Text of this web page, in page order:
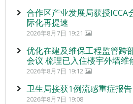
合作区产业发展局获授ICCA
际化再提速
2026年8月7日 19:21
优化在建及维保工程监管跨
会议 梳理已入住楼宇外墙维
2026年8月7日 19:12
卫生局接获1例流感重症报告
2026年8月7日 19:08